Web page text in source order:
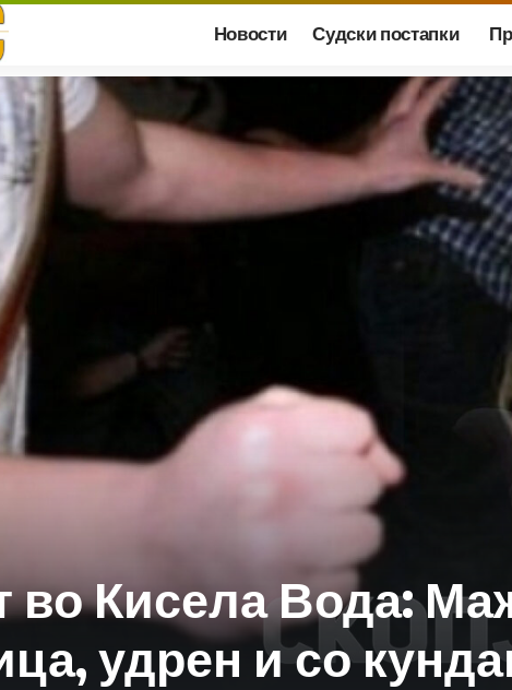
Новости Судски постапки
во Кисела Вода:
удрен и со